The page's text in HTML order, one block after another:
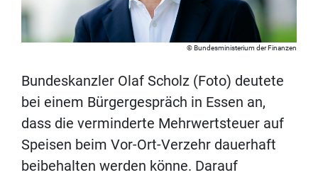
Bundesministerium der Finanzen
Bundeskanzler Olaf Scholz (Foto) deutete
bei einem Bürgergespräch in Essen an,
dass die verminderte Mehrwertsteuer auf
Speisen beim Vor-Ort-Verzehr dauerhaft
beibehalten werden könne. Darauf